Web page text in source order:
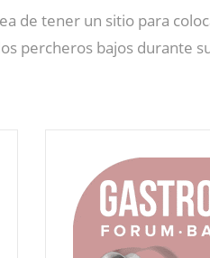
de tener un sitio para
percheros bajos durante